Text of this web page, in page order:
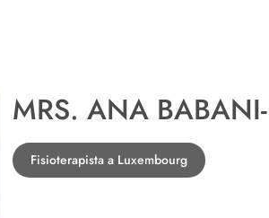
MRS. ANA
Fisioterapista a Luxembourg